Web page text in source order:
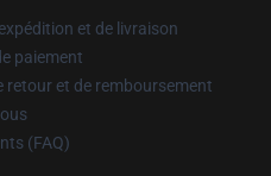
et de livraison
paiement
retour et de remboursement
(FAQ)